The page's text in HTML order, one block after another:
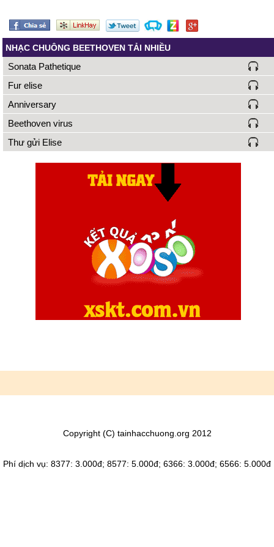
NHẠC CHUÔNG BEETHOVEN TẢI NHIỀU
Sonata Pathetique
Fur elise
Anniversary
Beethoven virus
Thư gửi Elise
Copyright (C) tainhacchuong.org 2012
Phí dịch vụ: 8377: 3.000đ; 8577: 5.000đ; 6366: 3.000đ; 6566: 5.000đ